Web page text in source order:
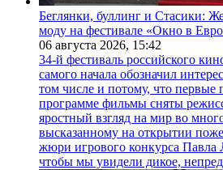
Беглянки, буллинг и Стасики:
моду на фестивале «Окно в
06 августа 2026, 15:42
34-й фестиваль российского
самого начала обозначил
том числе и потому, что первые
программе фильмы сняты
яростный взгляд на мир во
высказанному на открытии
жюри игрового конкурса Павла
чтобы мы увидели дикое,